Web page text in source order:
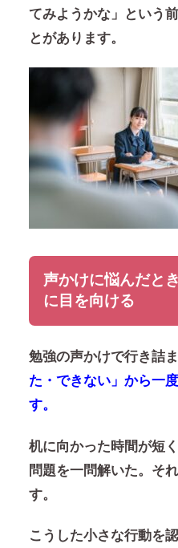
てみようかな」という
とがあります。
声かけに悩んだと
に目を向ける
勉強の声かけで行き詰
た・できない」から一
す。
机に向かった時間が短
問題を一問解いた。そ
す。
こうした小さな行動を